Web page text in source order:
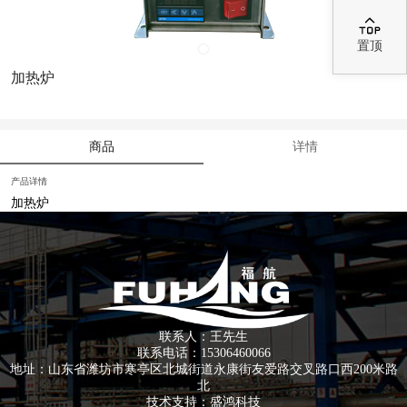

置顶
加热炉
商品 详情
产品详情
加热炉
联系人：王先生
联系电话：15306460066
地址：山东省潍坊市寒亭区北城街道永康街友爱路交叉路口西200米路
北
技术支持：盛鸿科技